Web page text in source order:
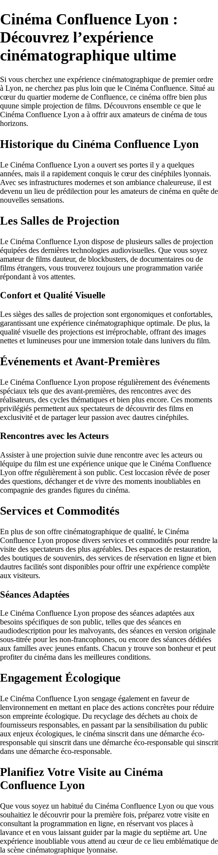
Cinéma Confluence Lyon :
Découvrez l’expérience
cinématographique ultime
Si vous cherchez une expérience cinématographique de premier ordre
à Lyon, ne cherchez pas plus loin que le Cinéma Confluence. Situé au
cœur du quartier moderne de Confluence, ce cinéma offre bien plus
quune simple projection de films. Découvrons ensemble ce que le
Cinéma Confluence Lyon a à offrir aux amateurs de cinéma de tous
horizons.
Historique du Cinéma Confluence Lyon
Le Cinéma Confluence Lyon a ouvert ses portes il y a quelques
années, mais il a rapidement conquis le cœur des cinéphiles lyonnais.
Avec ses infrastructures modernes et son ambiance chaleureuse, il est
devenu un lieu de prédilection pour les amateurs de cinéma en quête de
nouvelles sensations.
Les Salles de Projection
Le Cinéma Confluence Lyon dispose de plusieurs salles de projection
équipées des dernières technologies audiovisuelles. Que vous soyez
amateur de films dauteur, de blockbusters, de documentaires ou de
films étrangers, vous trouverez toujours une programmation variée
répondant à vos attentes.
Confort et Qualité Visuelle
Les sièges des salles de projection sont ergonomiques et confortables,
garantissant une expérience cinématographique optimale. De plus, la
qualité visuelle des projections est irréprochable, offrant des images
nettes et lumineuses pour une immersion totale dans lunivers du film.
Événements et Avant-Premières
Le Cinéma Confluence Lyon propose régulièrement des événements
spéciaux tels que des avant-premières, des rencontres avec des
réalisateurs, des cycles thématiques et bien plus encore. Ces moments
privilégiés permettent aux spectateurs de découvrir des films en
exclusivité et de partager leur passion avec dautres cinéphiles.
Rencontres avec les Acteurs
Assister à une projection suivie dune rencontre avec les acteurs ou
léquipe du film est une expérience unique que le Cinéma Confluence
Lyon offre régulièrement à son public. Cest loccasion rêvée de poser
des questions, déchanger et de vivre des moments inoubliables en
compagnie des grandes figures du cinéma.
Services et Commodités
En plus de son offre cinématographique de qualité, le Cinéma
Confluence Lyon propose divers services et commodités pour rendre la
visite des spectateurs des plus agréables. Des espaces de restauration,
des boutiques de souvenirs, des services de réservation en ligne et bien
dautres facilités sont disponibles pour offrir une expérience complète
aux visiteurs.
Séances Adaptées
Le Cinéma Confluence Lyon propose des séances adaptées aux
besoins spécifiques de son public, telles que des séances en
audiodescription pour les malvoyants, des séances en version originale
sous-titrée pour les non-francophones, ou encore des séances dédiées
aux familles avec jeunes enfants. Chacun y trouve son bonheur et peut
profiter du cinéma dans les meilleures conditions.
Engagement Écologique
Le Cinéma Confluence Lyon sengage également en faveur de
lenvironnement en mettant en place des actions concrètes pour réduire
son empreinte écologique. Du recyclage des déchets au choix de
fournisseurs responsables, en passant par la sensibilisation du public
aux enjeux écologiques, le cinéma sinscrit dans une démarche éco-
responsable qui sinscrit dans une démarche éco-responsable qui sinscrit
dans une démarche éco-responsable.
Planifiez Votre Visite au Cinéma
Confluence Lyon
Que vous soyez un habitué du Cinéma Confluence Lyon ou que vous
souhaitiez le découvrir pour la première fois, préparez votre visite en
consultant la programmation en ligne, en réservant vos places à
lavance et en vous laissant guider par la magie du septième art. Une
expérience inoubliable vous attend au cœur de ce lieu emblématique de
la scène cinématographique lyonnaise.